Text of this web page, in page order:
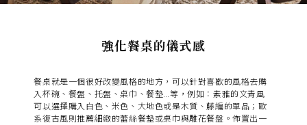
強化餐桌的儀式感
餐桌就是一個很好改變風格的地方，可以針對喜歡的風格去購
入杯碗、餐盤、托盤、桌巾、餐墊…等，例如：素雅的文青風
可以選擇購入白色、米色、大地色或是木質、藤編的單品；歐
系復古風則推薦細緻的蕾絲餐墊或桌巾與雕花餐盤。佈置出一